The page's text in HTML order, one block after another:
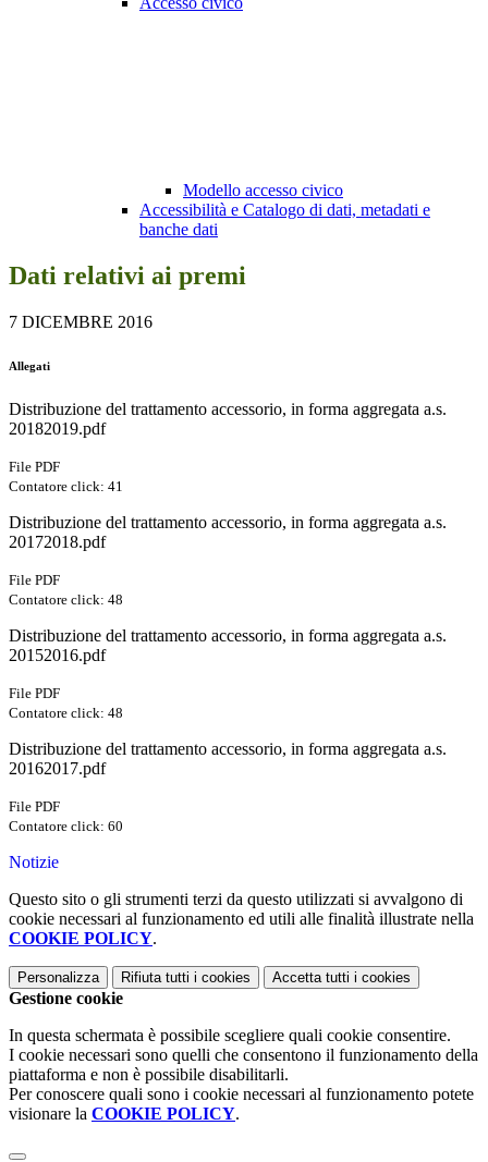
Modello accesso civico
Accessibilità e Catalogo di dati, metadati e
banche dati
Dati relativi ai premi
7 DICEMBRE 2016
Allegati
Distribuzione del trattamento accessorio, in forma aggregata a.s.
20182019.pdf
File PDF
Contatore click: 41
Distribuzione del trattamento accessorio, in forma aggregata a.s.
20172018.pdf
File PDF
Contatore click: 48
Distribuzione del trattamento accessorio, in forma aggregata a.s.
20152016.pdf
File PDF
Contatore click: 48
Distribuzione del trattamento accessorio, in forma aggregata a.s.
20162017.pdf
File PDF
Contatore click: 60
Notizie
Questo sito o gli strumenti terzi da questo utilizzati si avvalgono di
cookie necessari al funzionamento ed utili alle finalità illustrate nella
COOKIE POLICY.
Personalizza Rifiuta tutti i cookies Accetta tutti i cookies
Gestione cookie
In questa schermata è possibile scegliere quali cookie consentire.
I cookie necessari sono quelli che consentono il funzionamento della
piattaforma e non è possibile disabilitarli.
Per conoscere quali sono i cookie necessari al funzionamento potete
visionare la COOKIE POLICY.